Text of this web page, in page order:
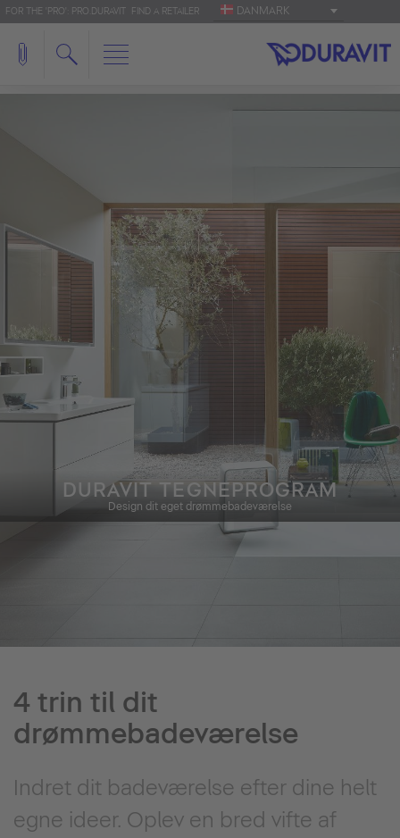
FOR THE 'PRO': PRO.DURAVIT FIND A RETAILER DANMARK
DURAVIT TEGNEPROGRAM
Design dit eget drømmebadeværelse
4 trin til dit
drømmebadeværelse
Indret dit badeværelse efter dine helt
egne ideer. Oplev en bred vifte af